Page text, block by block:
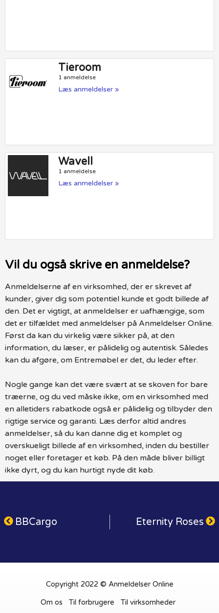
Tieroom
1 anmeldelse
Læs anmeldelser »
Wavell
1 anmeldelse
Læs anmeldelser »
Vil du også skrive en anmeldelse?
Anmeldelserne af en virksomhed, der er skrevet af
kunder, giver dig som potentiel kunde et godt billede af
den. Det er vigtigt, at anmeldelser er uafhængige, som
det er tilfældet med anmeldelser på Anmeldelser Online.
Først da kan du virkelig være sikker på, at den
information, du læser, er pålidelig og autentisk. Således
kan du afgøre, om Entremøbel er det, du leder efter.
Nogle gange kan det være svært at se skoven for bare
træerne, og du ved måske ikke, om en virksomhed med
en alletiders rabatkode også er pålidelig og tilbyder den
rigtige service og garanti. Læs derfor altid andres
anmeldelser, så du kan danne dig et komplet og
overskueligt billede af en virksomhed, inden du bestiller
noget eller foretager et køb. På den måde bliver billigt
ikke dyrt, og du kan hurtigt nyde dit køb.
BBCargo Eternity Roses
Copyright 2022 © Anmeldelser Online
Om os Til forbrugere Til virksomheder